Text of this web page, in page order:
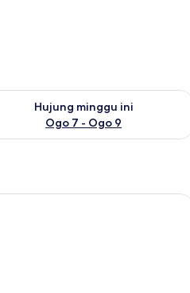
9
Hujung minggu ini
Ogo 7 - Ogo 9
ketersediaan untuk hujung
Sukaramai